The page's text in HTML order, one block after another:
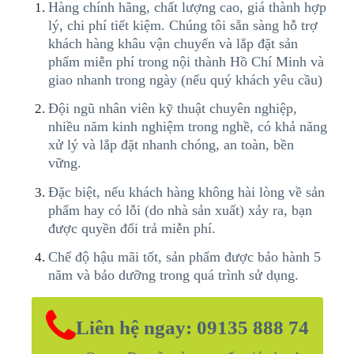
Hàng chính hãng, chất lượng cao, giá thành hợp
lý, chi phí tiết kiệm. Chúng tôi sẵn sàng hỗ trợ
khách hàng khâu vận chuyển và lắp đặt sản
phẩm miễn phí trong nội thành Hồ Chí Minh và
giao nhanh trong ngày (nếu quý khách yêu cầu)
Đội ngũ nhân viên kỹ thuật chuyên nghiệp,
nhiều năm kinh nghiệm trong nghề, có khả năng
xử lý và lắp đặt nhanh chóng, an toàn, bền
vững.
Đặc biệt, nếu khách hàng không hài lòng về sản
phẩm hay có lỗi (do nhà sản xuất) xảy ra, bạn
được quyền đổi trả miễn phí.
Chế độ hậu mãi tốt, sản phẩm được bảo hành 5
năm và bảo dưỡng trong quá trình sử dụng.
Liên hệ ngay: 09135 888 74